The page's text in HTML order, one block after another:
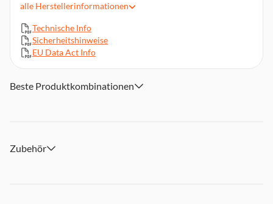
Dual LightSlider-Bedienung
17 Leistungsstufen, Timer mit Abschaltfunktion,
Laufzeitanzeige
Warmhaltefunktion, powerBoost-Funktion, quickStart,
2-stufige Restwärmeanzeige je Kochzone
alle Herstellerinformationen
Technische Info
Sicherheitshinweise
EU Data Act Info
Beste Produktkombinationen
Zubehör